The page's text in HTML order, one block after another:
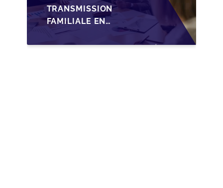
TRANSMISSION
FAMILIALE EN
WALLONIE :
NOUVELLES